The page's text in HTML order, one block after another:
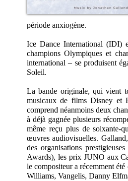
période anxiogène.
Ice Dance International (IDI)
champions Olympiques et
international – se produisent
Soleil.
La bande originale, qui vient
musicaux de films Disney et
comprend néanmoins deux
à déjà gagnée plusieurs
même reçu plus de soixante-
œuvres audiovisuelles.
des organisations
Awards), les prix JUNO aux
le compositeur a récemment
Williams, Vangelis, Danny